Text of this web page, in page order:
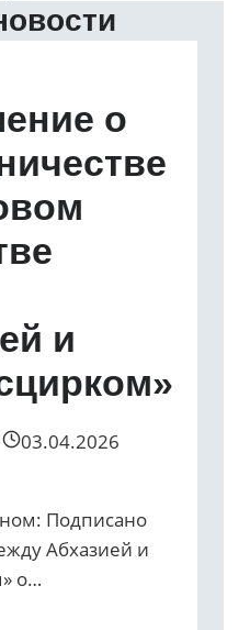
о
и
03.04.2026
Подписано
Абхазией и
о…